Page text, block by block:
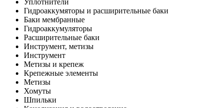
Уплотнители
Гидроаккумяторы и расширительные баки
Баки мембранные
Гидроаккумуляторы
Расширительные баки
Инструмент, метизы
Инструмент
Метизы и крепеж
Крепежные элементы
Метизы
Хомуты
Шпильки